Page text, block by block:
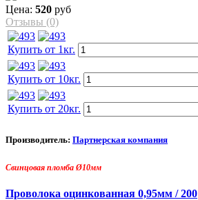
Цена: 520 руб
Отзывы (0)
Купить от 1кг.
Купить от 10кг.
Купить от 20кг.
Производитель: Партнерская компания
Свинцовая пломба Ø10мм
Проволока оцинкованная 0,95мм / 200